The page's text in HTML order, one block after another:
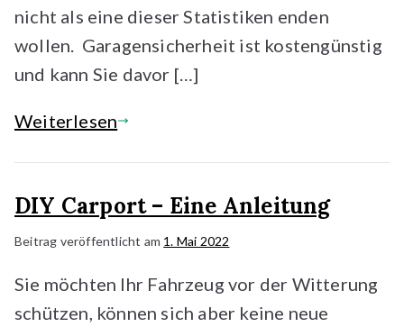
nicht als eine dieser Statistiken enden
wollen. Garagensicherheit ist kostengünstig
und kann Sie davor […]
Weiterlesen
DIY Carport – Eine Anleitung
Beitrag veröffentlicht am 1. Mai 2022
Sie möchten Ihr Fahrzeug vor der Witterung
schützen, können sich aber keine neue